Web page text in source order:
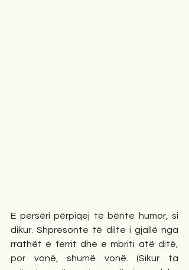
E përsëri përpiqej të bënte humor, si
dikur. Shpresonte të dilte i gjallë nga
rrathët e ferrit dhe e mbriti atë ditë,
por vonë, shumë vonë. (Sikur ta